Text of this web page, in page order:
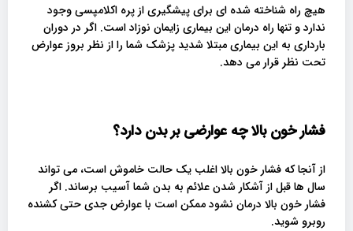
هیچ راه شناخته شده ای برای پیشگیری از پره اکلامپسی وجود
ندارد و تنها راه درمان این بیماری زایمان نوزاد است. اگر در دوران
بارداری به این بیماری مبتلا شدید پزشک شما را از نظر بروز عوارض
تحت نظر قرار می دهد.
فشار خون بالا چه عوارضی بر بدن دارد؟
از آنجا که فشار خون بالا اغلب یک حالت خاموش است، می تواند
سال ها قبل از آشکار شدن علائم به بدن شما آسیب برساند. اگر
فشار خون بالا درمان نشود ممکن است با عوارض جدی حتی کشنده
روبرو شوید.